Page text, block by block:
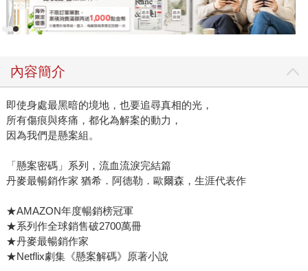
內容簡介
即使身處最黑暗的境地，也要追尋真相的光，
所有傷痕與疼痛，都化為解案的動力，
因為我們是懸案組。
「懸案密碼」系列，流血流淚完結篇
丹麥最暢銷作家 猶希．阿德勒．歐爾森，生涯代表作
★AMAZON年度暢銷榜冠軍
★系列作全球銷售破2700萬冊
★丹麥最暢銷作家
★Netflix劇集《懸案解碼》原著小說